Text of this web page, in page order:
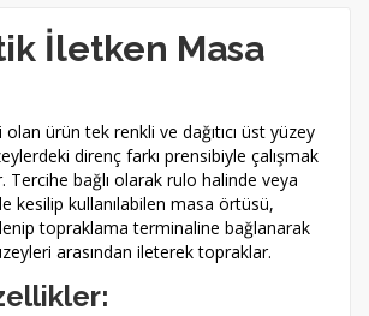
İletken Masa
ürün tek renkli ve dağıtıcı üst yüzey
direnç farkı prensibiyle çalışmak
Tercihe bağlı olarak rulo halinde veya
kesilip kullanılabilen masa örtüsü,
topraklama terminaline bağlanarak
arasından ileterek topraklar.